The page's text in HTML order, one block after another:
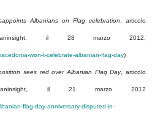
Albanians on Flag celebration , articolo
il 28 marzo 2012,
won-t-celebrate-albanian-flag-day)
sees red over Albanian Flag Day, articolo
il 21 marzo 2012
flag-day-anniversary-disputed-in-